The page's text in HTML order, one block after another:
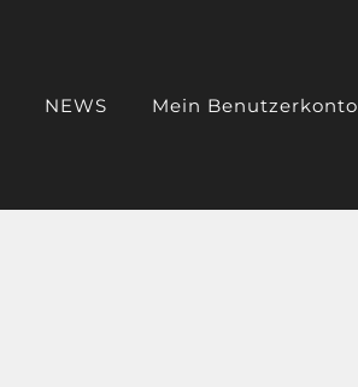
NEWS Mein Benutzerkonto